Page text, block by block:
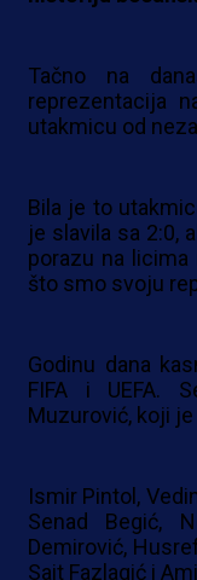
Tačno na
reprezentacija
utakmicu od
Bila je to
je slavila sa 2:0,
porazu na licima
što smo svoju
Godinu dana
FIFA i UEFA.
Muzurović, koji
Ismir Pintol,
Senad Begić,
Demirović,
Sait Fazlagić i